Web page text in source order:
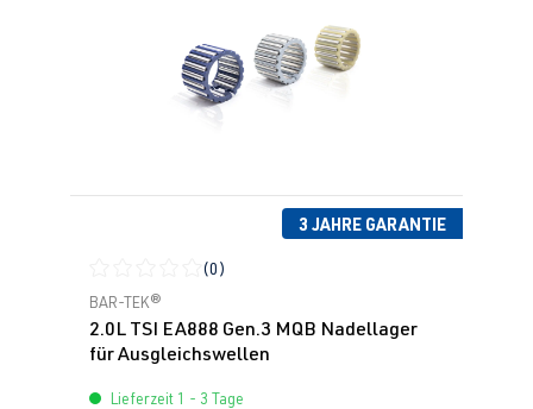
3 JAHRE GARANTIE
Durchschnittliche Bewertung von 0 von 5 Sternen
(0)
BAR-TEK®
2.0L TSI EA888 Gen.3 MQB Nadellager
für Ausgleichswellen
Lieferzeit 1 - 3 Tage